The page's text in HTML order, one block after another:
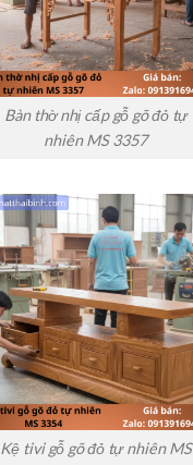
Bàn thờ nhị cấp gỗ gõ đỏ tự
nhiên MS 3357
Kệ tivi gỗ gõ đỏ tự nhiên MS